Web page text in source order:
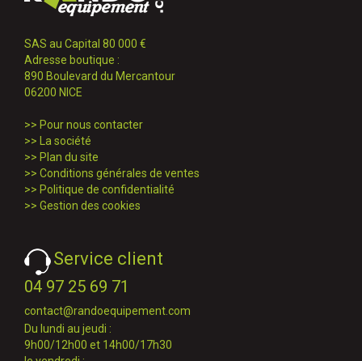
SAS au Capital 80 000 €
Adresse boutique :
890 Boulevard du Mercantour
06200 NICE
>> Pour nous contacter
>> La société
>> Plan du site
>> Conditions générales de ventes
>> Politique de confidentialité
>> Gestion des cookies
Service client
04 97 25 69 71
contact@randoequipement.com
Du lundi au jeudi :
9h00/12h00 et 14h00/17h30